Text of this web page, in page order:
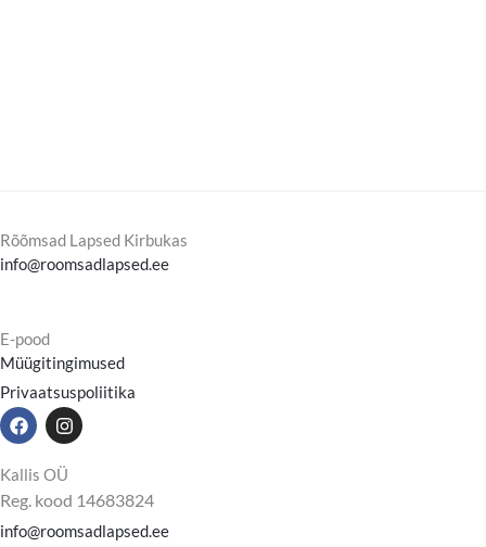
Rõõmsad Lapsed Kirbukas
info@roomsadlapsed.ee
E-pood
Müügitingimused
Privaatsuspoliitika
F
a
e
o
o
I
n
t
a
g
r
Kallis OÜ
Reg. kood 14683824
info@roomsadlapsed.ee